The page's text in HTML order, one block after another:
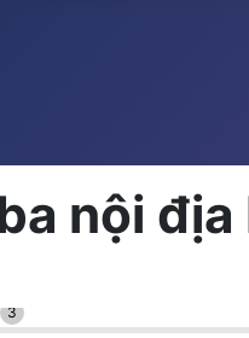
nội địa
3